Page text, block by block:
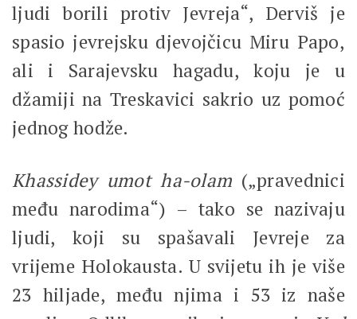
ljudi borili protiv Jevreja“, Derviš je
spasio jevrejsku djevojčicu Miru Papo,
ali i Sarajevsku hagadu, koju je u
džamiji na Treskavici sakrio uz pomoć
jednog hodže.
Khassidey umot ha-olam („pravednici
među narodima“) – tako se nazivaju
ljudi, koji su spašavali Jevreje za
vrijeme Holokausta. U svijetu ih je više
23 hiljade, među njima i 53 iz naše